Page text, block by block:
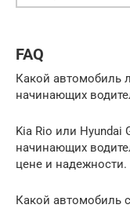
FAQ
Какой автомобиль
начинающих
Kia Rio или
начинающих
цене и надежности.
Какой автомобиль